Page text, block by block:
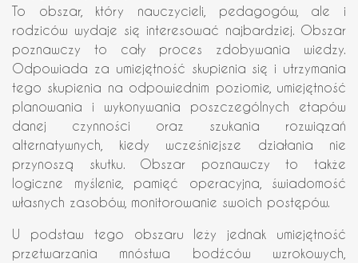
To obszar, który nauczycieli, pedagogów, ale i
rodziców wydaje się interesować najbardziej. Obszar
poznawczy to cały proces zdobywania wiedzy.
Odpowiada za umiejętność skupienia się i utrzymania
tego skupienia na odpowiednim poziomie, umiejętność
planowania i wykonywania poszczególnych etapów
danej czynności oraz szukania rozwiązań
alternatywnych, kiedy wcześniejsze działania nie
przynoszą skutku. Obszar poznawczy to także
logiczne myślenie, pamięć operacyjna, świadomość
własnych zasobów, monitorowanie swoich postępów.
U podstaw tego obszaru leży jednak umiejętność
przetwarzania mnóstwa bodźców wzrokowych,